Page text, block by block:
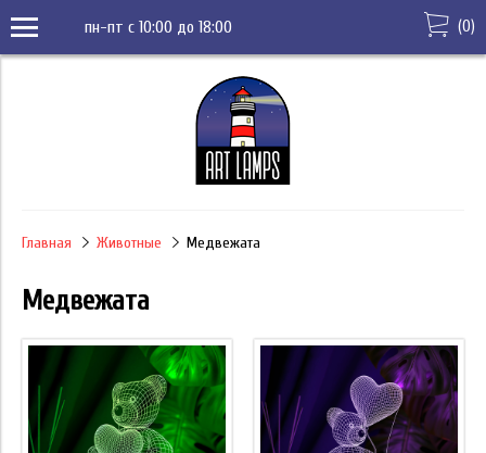
пн-пт с 10:00 до 18:00 (0)
Главная Животные Медвежата
Медвежата